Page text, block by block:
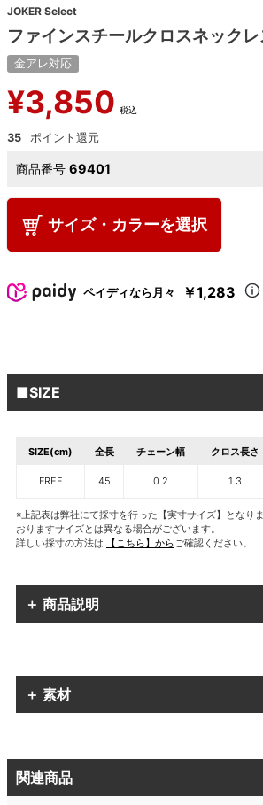
JOKER Select
ファインスチールクロスネックレ
金アレ対応
¥3,850 税込
35
商品番号 69401
サイズ・カラーを選択
ペイディなら月々 ￥1,283
■SIZE
SIZE(cm) 全長 チェーン幅 クロス長さ
FREE 45 0.2 1.3
※上記表は弊社にて採寸を行った【実寸サイズ】となり
おりますサイズとは異なる場合がございます。
詳しい採寸の方法は
【こちら】からご確認ください。
＋ 商品説明
＋ 素材
関連商品